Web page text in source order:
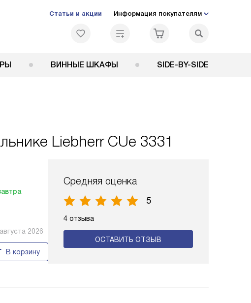
Статьи и акции Информация покупателям
ВИННЫЕ ШКАФЫ SIDE-BY-SIDE
Liebherr CUe 3331
2026
В корзину
Средняя оценка
5
4 отзыва
ОСТАВИТЬ ОТЗЫВ